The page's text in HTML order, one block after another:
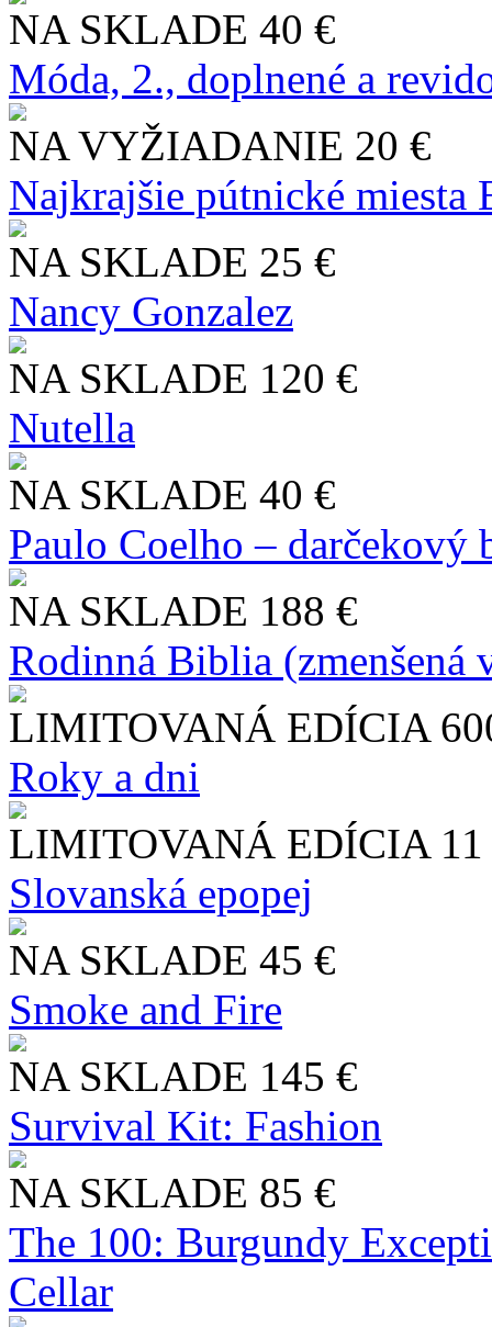
NA SKLADE 40 €
Móda, 2., doplnené a
NA VYŽIADANIE 20 €
Najkrajšie pútnické miesta
NA SKLADE 25 €
Nancy Gonzalez
NA SKLADE 120 €
Nutella
NA SKLADE 40 €
Paulo Coelho – darčekový
NA SKLADE 188 €
Rodinná Biblia (zmenšená
LIMITOVANÁ EDÍCIA
Roky a dni
LIMITOVANÁ EDÍCIA
Slo​vanská epopej
NA SKLADE 45 €
Smoke and Fire
NA SKLADE 145 €
Survival Kit: Fashion
NA SKLADE 85 €
The 100: Burgundy
Cellar